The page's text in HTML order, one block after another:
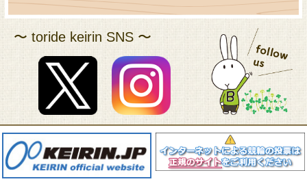
〜 toride keirin SNS 〜